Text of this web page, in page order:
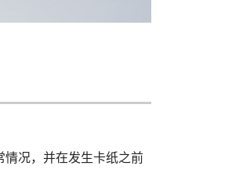
情况，并在发生卡纸之前